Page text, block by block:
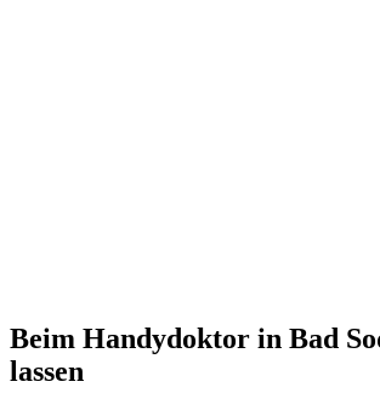
Beim Handydoktor in Bad
lassen